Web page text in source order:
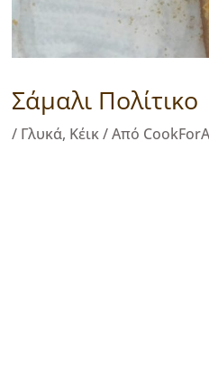
Σάμαλι Πολίτικο
/ Γλυκά, Κέικ/ Από